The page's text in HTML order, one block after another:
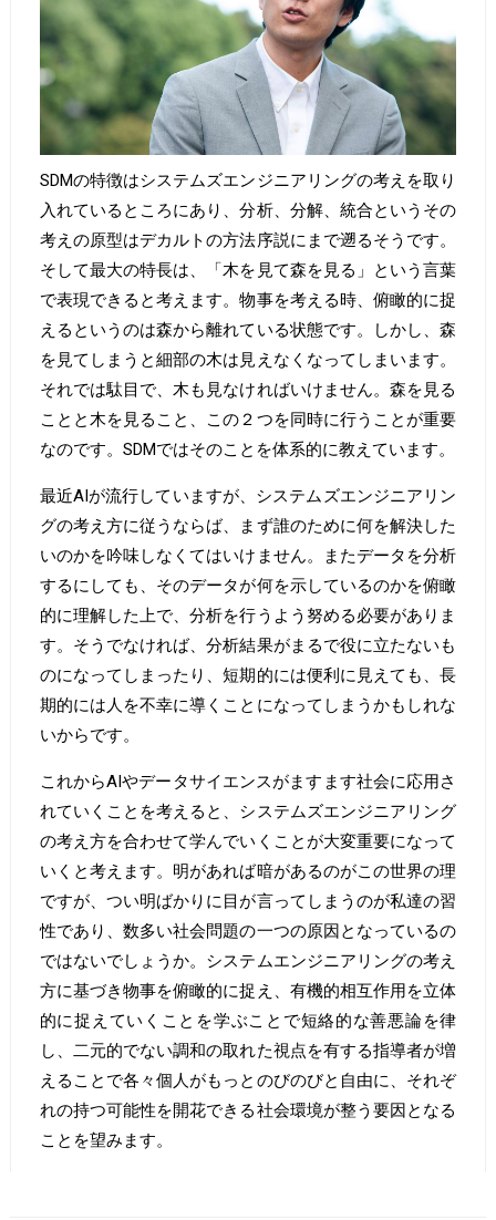
SDMの特徴はシステムズエンジニアリングの考えを取り
入れているところにあり、分析、分解、統合というその
考えの原型はデカルトの方法序説にまで遡るそうです。
そして最大の特長は、「木を見て森を見る」という言葉
で表現できると考えます。物事を考える時、俯瞰的に捉
えるというのは森から離れている状態です。しかし、森
を見てしまうと細部の木は見えなくなってしまいます。
それでは駄目で、木も見なければいけません。森を見る
ことと木を見ること、この２つを同時に行うことが重要
なのです。SDMではそのことを体系的に教えています。
最近AIが流行していますが、システムズエンジニアリン
グの考え方に従うならば、まず誰のために何を解決した
いのかを吟味しなくてはいけません。またデータを分析
するにしても、そのデータが何を示しているのかを俯瞰
的に理解した上で、分析を行うよう努める必要がありま
す。そうでなければ、分析結果がまるで役に立たないも
のになってしまったり、短期的には便利に見えても、長
期的には人を不幸に導くことになってしまうかもしれな
いからです。
これからAIやデータサイエンスがますます社会に応用さ
れていくことを考えると、システムズエンジニアリング
の考え方を合わせて学んでいくことが大変重要になって
いくと考えます。明があれば暗があるのがこの世界の理
ですが、つい明ばかりに目が言ってしまうのが私達の習
性であり、数多い社会問題の一つの原因となっているの
ではないでしょうか。システムエンジニアリングの考え
方に基づき物事を俯瞰的に捉え、有機的相互作用を立体
的に捉えていくことを学ぶことで短絡的な善悪論を律
し、二元的でない調和の取れた視点を有する指導者が増
えることで各々個人がもっとのびのびと自由に、それぞ
れの持つ可能性を開花できる社会環境が整う要因となる
ことを望みます。